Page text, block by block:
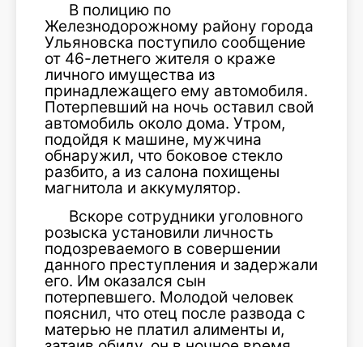
В полицию по
Железнодорожному району города
Ульяновска поступило сообщение
от 46-летнего жителя о краже
личного имущества из
принадлежащего ему автомобиля.
Потерпевший на ночь оставил свой
автомобиль около дома. Утром,
подойдя к машине, мужчина
обнаружил, что боковое стекло
разбито, а из салона похищены
магнитола и аккумулятор.
Вскоре сотрудники уголовного
розыска установили личность
подозреваемого в совершении
данного преступления и задержали
его. Им оказался сын
потерпевшего. Молодой человек
пояснил, что отец после развода с
матерью не платил алименты и,